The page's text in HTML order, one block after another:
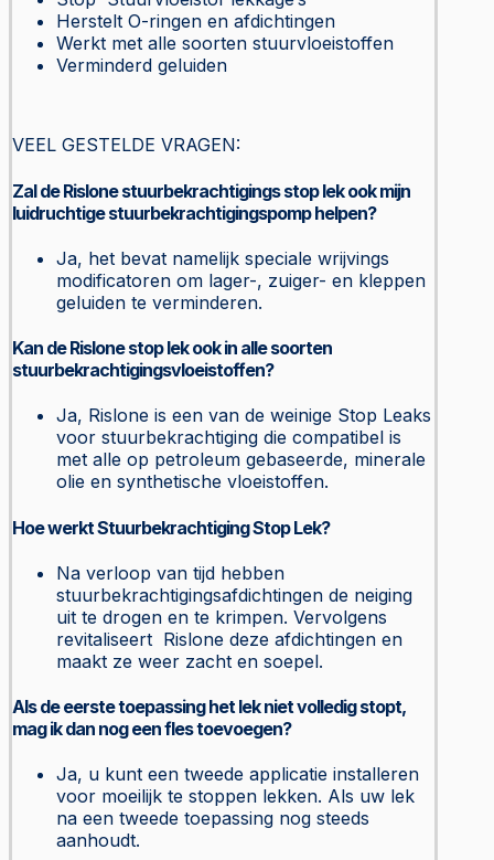
Herstelt O-ringen en afdichtingen
Werkt met alle soorten stuurvloeistoffen
Verminderd geluiden
VEEL GESTELDE VRAGEN:
Zal de Rislone stuurbekrachtigings stop lek ook mijn
luidruchtige stuurbekrachtigingspomp helpen?
Ja, het bevat namelijk speciale wrijvings
modificatoren om lager-, zuiger- en kleppen
geluiden te verminderen.
Kan de Rislone stop lek ook in alle soorten
stuurbekrachtigingsvloeistoffen?
Ja, Rislone is een van de weinige Stop Leaks
voor stuurbekrachtiging die compatibel is
met alle op petroleum gebaseerde, minerale
olie en synthetische vloeistoffen.
Hoe werkt Stuurbekrachtiging Stop Lek?
Na verloop van tijd hebben
stuurbekrachtigingsafdichtingen de neiging
uit te drogen en te krimpen. Vervolgens
revitaliseert Rislone deze afdichtingen en
maakt ze weer zacht en soepel.
Als de eerste toepassing het lek niet volledig stopt,
mag ik dan nog een fles toevoegen?
Ja, u kunt een tweede applicatie installeren
voor moeilijk te stoppen lekken. Als uw lek
na een tweede toepassing nog steeds
aanhoudt.